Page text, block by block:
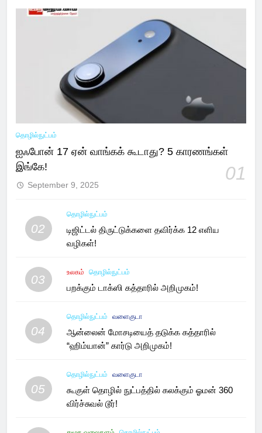
தொழில்நுட்பம்
ஐஃபோன் 17 ஏன் வாங்கக் கூடாது? 5 காரணங்கள்
இங்கே!
01
September 9, 2025
02
தொழில்நுட்பம்
டிஜிட்டல் திருட்டுக்களை தவிர்க்க 12 எளிய
வழிகள்!
03
உலகம் தொழில்நுட்பம்
பறக்கும் டாக்ஸி கத்தாரில் அறிமுகம்!
04
தொழில்நுட்பம் வளைகுடா
ஆன்லைன் மோசடியைத் தடுக்க கத்தாரில்
“ஹிம்யான்” கார்டு அறிமுகம்!
05
தொழில்நுட்பம் வளைகுடா
கூகுள் தொழில் நுட்பத்தில் கலக்கும் ஓமன் 360
விர்ச்சுவல் டூர்!